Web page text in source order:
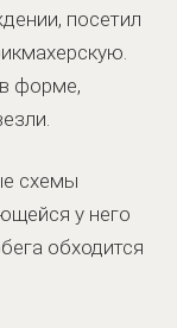
посетил
форме,
схемы
у него
обходится